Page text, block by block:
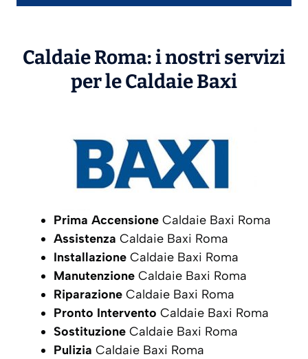
Caldaie Roma: i nostri servizi
per le CaldaieBaxi
Prima Accensione Caldaie Baxi Roma
Assistenza Caldaie Baxi Roma
Installazione Caldaie Baxi Roma
Manutenzione Caldaie Baxi Roma
Riparazione Caldaie Baxi Roma
Pronto Intervento Caldaie Baxi Roma
Sostituzione Caldaie Baxi Roma
Pulizia Caldaie Baxi Roma